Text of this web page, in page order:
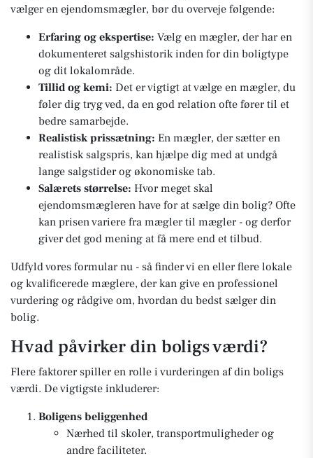
vælger en ejendomsmægler, bør du overveje følgende:
Erfaring og ekspertise: Vælg en mægler, der har en
dokumenteret salgshistorik inden for din boligtype
og dit lokalområde.
Tillid og kemi: Det er vigtigt at vælge en mægler, du
føler dig tryg ved, da en god relation ofte fører til et
bedre samarbejde.
Realistisk prissætning: En mægler, der sætter en
realistisk salgspris, kan hjælpe dig med at undgå
lange salgstider og økonomiske tab.
Salærets størrelse: Hvor meget skal
ejendomsmægleren have for at sælge din bolig? Ofte
kan prisen variere fra mægler til mægler - og derfor
giver det god mening at få mere end et tilbud.
Udfyld vores formular nu - så finder vi en eller flere lokale
og kvalificerede mæglere, der kan give en professionel
vurdering og rådgive om, hvordan du bedst sælger din
bolig.
Hvad påvirker din boligs værdi?
Flere faktorer spiller en rolle i vurderingen af din boligs
værdi. De vigtigste inkluderer:
Boligens beliggenhed
Nærhed til skoler, transportmuligheder og
andre faciliteter.